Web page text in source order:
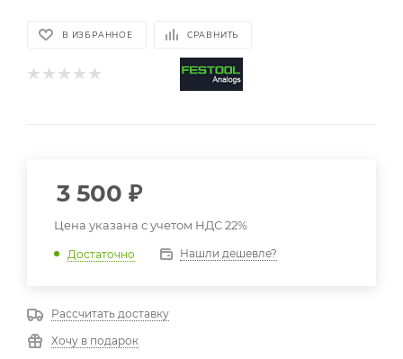
В ИЗБРАННОЕ СРАВНИТЬ
3 500 ₽
Цена указана с учетом НДС 22%
Достаточно Нашли дешевле?
Рассчитать доставку
Хочу в подарок